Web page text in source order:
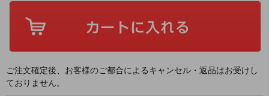
ご注文確定後、お客様のご都合によるキャンセル・返品はお受けし
ておりません。